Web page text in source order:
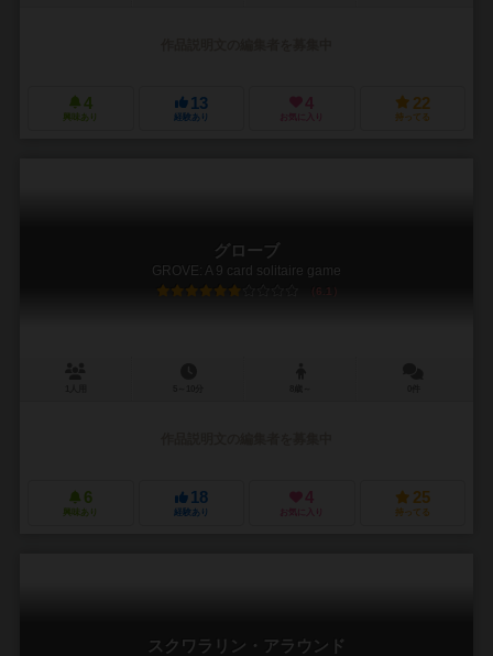
4
興味あり
13
経験あり
4
お気に入り
22
持ってる
グローブ
GROVE: A 9 card solitaire game
6.1
6
興味あり
18
経験あり
4
お気に入り
25
持ってる
スクワラリン・アラウンド